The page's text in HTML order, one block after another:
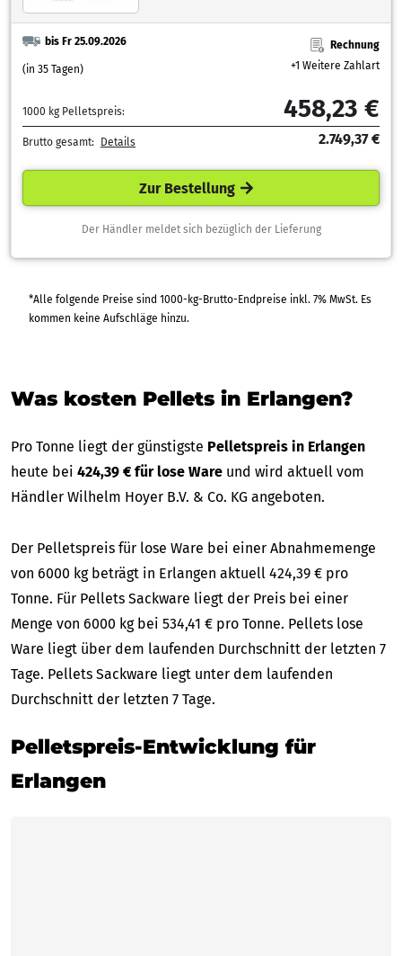
bis Fr 25.09.2026
(in 35 Tagen)
Rechnung
+1 Weitere Zahlart
1000 kg Pelletspreis: 458,23 €
Brutto gesamt: Details 2.749,37 €
Zur Bestellung
Der Händler meldet sich bezüglich der Lieferung
*Alle folgende Preise sind 1000-kg-Brutto-Endpreise inkl. 7% MwSt. Es
kommen keine Aufschläge hinzu.
Was kosten Pellets in Erlangen?
Pro Tonne liegt der günstigste Pelletspreis in Erlangen
heute bei 424,39 € für lose Ware und wird aktuell vom
Händler Wilhelm Hoyer B.V. & Co. KG angeboten.
Der Pelletspreis für lose Ware bei einer Abnahmemenge
von 6000 kg beträgt in Erlangen aktuell 424,39 € pro
Tonne. Für Pellets Sackware liegt der Preis bei einer
Menge von 6000 kg bei 534,41 € pro Tonne. Pellets lose
Ware liegt über dem laufenden Durchschnitt der letzten 7
Tage. Pellets Sackware liegt unter dem laufenden
Durchschnitt der letzten 7 Tage.
Pelletspreis-Entwicklung für
Erlangen